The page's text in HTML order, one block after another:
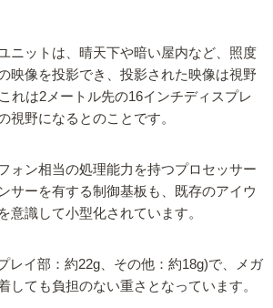
ニットは、晴天下や暗い屋内など、照度
映像を投影でき、投影された映像は視野
れは2メートル先の16インチディスプレ
視野になるとのことです。
ォン相当の処理能力を持つプロセッサー
サーを有する制御基板も、既存のアイウ
意識して小型化されています。
レイ部：約22g、その他：約18g)で、メガ
しても負担のない重さとなっています。